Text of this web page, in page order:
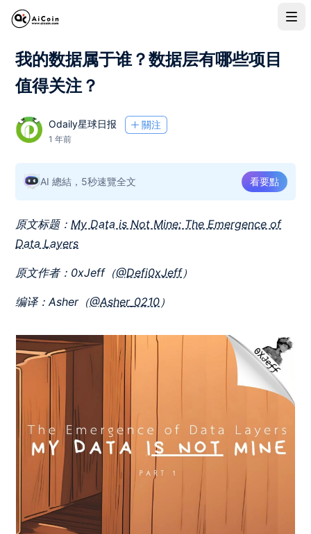
我的数据属于谁？数据层有哪些项目
值得关注？
Odaily星球日报 關注
1 年前
AI 總結，5秒速覽全文 看要點
原文标题：My Data is Not Mine: The Emergence of
Data Layers
原文作者： 0xJeff（@Defi0xJeff）
编译：Asher（@Asher_0210 ）